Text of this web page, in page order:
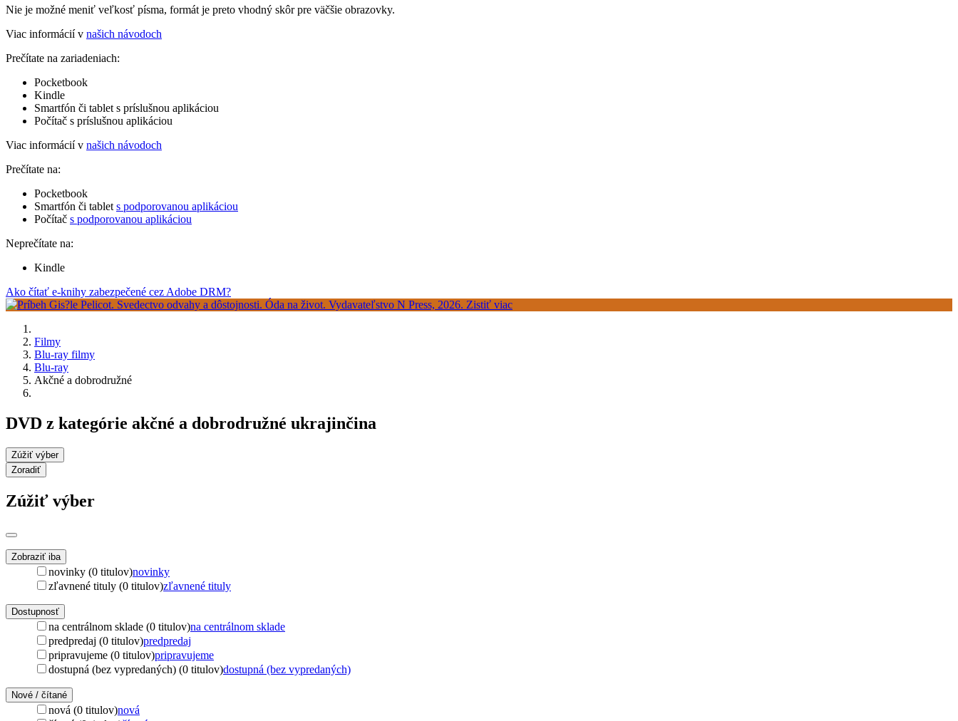
Nie je možné meniť veľkosť písma, formát je preto vhodný skôr pre väčšie obrazovky.
Viac informácií v našich návodoch
Prečítate na zariadeniach:
Pocketbook
Kindle
Smartfón či tablet s príslušnou aplikáciou
Počítač s príslušnou aplikáciou
Viac informácií v našich návodoch
Prečítate na:
Pocketbook
Smartfón či tablet s podporovanou aplikáciou
Počítač s podporovanou aplikáciou
Neprečítate na:
Kindle
Ako čítať e-knihy zabezpečené cez Adobe DRM?
Filmy
Blu-ray filmy
Blu-ray
Akčné a dobrodružné
DVD z kategórie akčné a dobrodružné ukrajinčina
Zúžiť výber
Zoradiť
Zúžiť výber
Zobraziť iba
novinky (0 titulov)novinky
zľavnené tituly (0 titulov)zľavnené tituly
Dostupnosť
na centrálnom sklade (0 titulov)na centrálnom sklade
predpredaj (0 titulov)predpredaj
pripravujeme (0 titulov)pripravujeme
dostupná (bez vypredaných) (0 titulov)dostupná (bez vypredaných)
Nové / čítané
nová (0 titulov)nová